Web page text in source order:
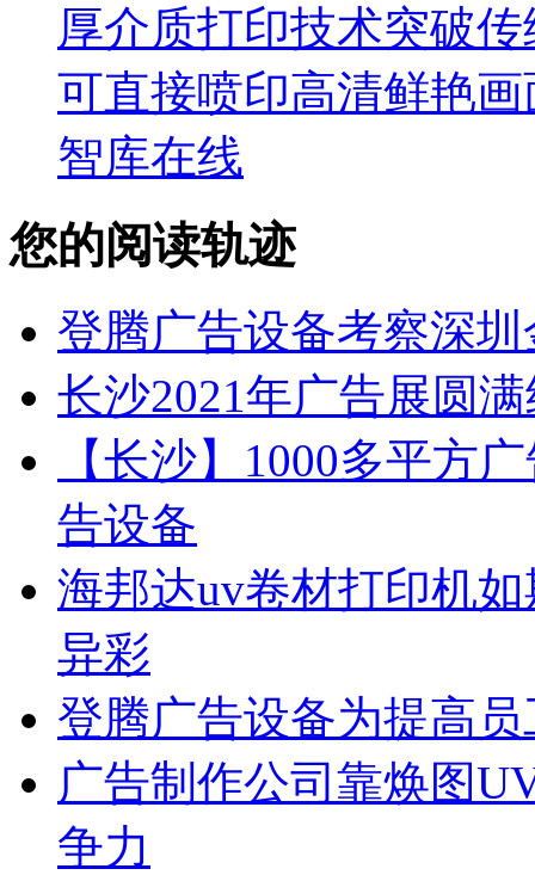
厚介质打印技术突破
可直接喷印高清鲜艳画
智库在线
您的阅读轨迹
登腾广告设备考察深
长沙2021年广告展圆
【长沙】1000多平方
告设备
海邦达uv卷材打印机
异彩
登腾广告设备为提高
广告制作公司靠焕图
争力